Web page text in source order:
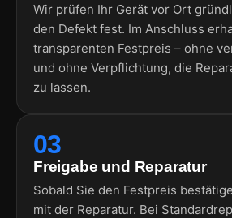
Wir prüfen Ihr Gerät vor Ort
den Defekt fest. Im Anschluss
transparenten Festpreis – ohne
und ohne Verpflichtung, die
zu lassen.
03
Freigabe und Reparatur
Sobald Sie den Festpreis
mit der Reparatur. Bei